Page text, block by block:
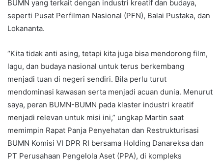
BUMN yang terkait dengan industri kreatif dan budaya,
seperti Pusat Perfilman Nasional (PFN), Balai Pustaka, dan
Lokananta.
“Kita tidak anti asing, tetapi kita juga bisa mendorong film,
lagu, dan budaya nasional untuk terus berkembang
menjadi tuan di negeri sendiri. Bila perlu turut
mendominasi kawasan serta menjadi acuan dunia. Menurut
saya, peran BUMN-BUMN pada klaster industri kreatif
menjadi relevan untuk misi ini,” ungkap Martin saat
memimpin Rapat Panja Penyehatan dan Restrukturisasi
BUMN Komisi VI DPR RI bersama Holding Danareksa dan
PT Perusahaan Pengelola Aset (PPA), di kompleks